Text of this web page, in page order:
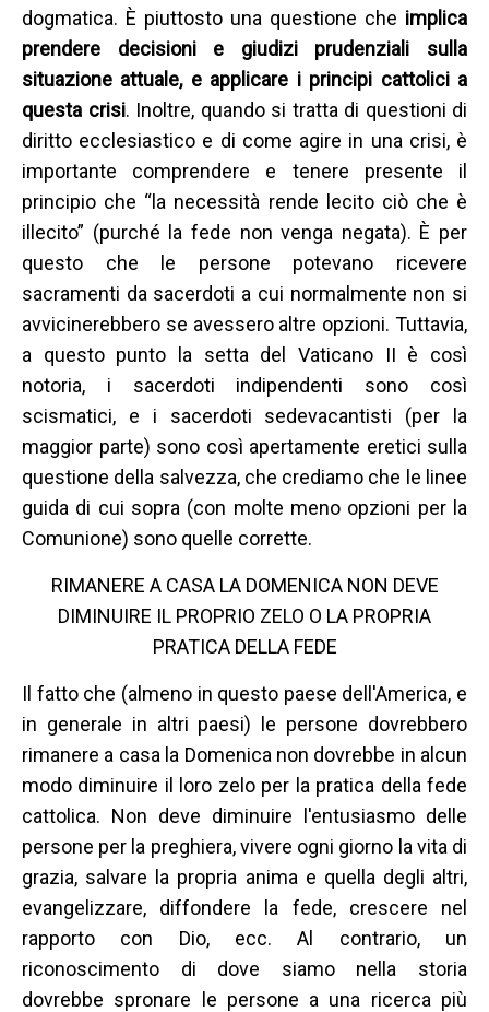
dogmatica. È piuttosto una questione che implica
prendere decisioni e giudizi prudenziali sulla
situazione attuale, e applicare i principi cattolici a
questa crisi. Inoltre, quando si tratta di questioni di
diritto ecclesiastico e di come agire in una crisi, è
importante comprendere e tenere presente il
principio che “la necessità rende lecito ciò che è
illecito” (purché la fede non venga negata). È per
questo che le persone potevano ricevere
sacramenti da sacerdoti a cui normalmente non si
avvicinerebbero se avessero altre opzioni. Tuttavia,
a questo punto la setta del Vaticano II è così
notoria, i sacerdoti indipendenti sono così
scismatici, e i sacerdoti sedevacantisti (per la
maggior parte) sono così apertamente eretici sulla
questione della salvezza, che crediamo che le linee
guida di cui sopra (con molte meno opzioni per la
Comunione) sono quelle corrette.
RIMANERE A CASA LA DOMENICA NON DEVE
DIMINUIRE IL PROPRIO ZELO O LA PROPRIA
PRATICA DELLA FEDE
Il fatto che (almeno in questo paese dell'America, e
in generale in altri paesi) le persone dovrebbero
rimanere a casa la Domenica non dovrebbe in alcun
modo diminuire il loro zelo per la pratica della fede
cattolica. Non deve diminuire l'entusiasmo delle
persone per la preghiera, vivere ogni giorno la vita di
grazia, salvare la propria anima e quella degli altri,
evangelizzare, diffondere la fede, crescere nel
rapporto con Dio, ecc. Al contrario, un
riconoscimento di dove siamo nella storia
dovrebbe spronare le persone a una ricerca più